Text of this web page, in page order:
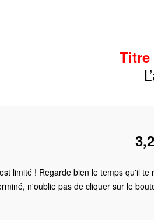
Titre
limité ! Regarde bien le temps qu'il
n'oublie pas de cliquer sur le